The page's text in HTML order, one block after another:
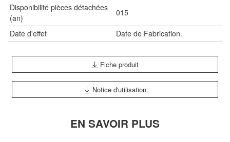
Disponibilité pièces détachées
(an)
015
Date d'effet Date de Fabrication.
Fiche produit
Notice d'utilisation
EN SAVOIR PLUS